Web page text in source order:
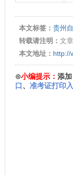
本文标签： 贵州
转载请注明： 文
本文地址： http://
⊙小编提示： 添
口、 准考证打印